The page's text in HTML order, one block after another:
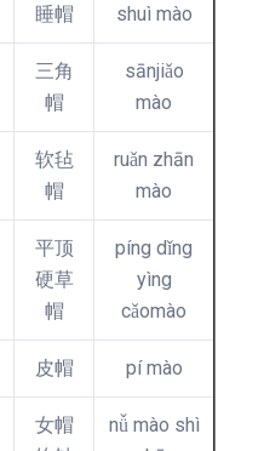
睡帽 shuì mào
三角
帽
sānjiǎo
mào
软毡
帽
ruǎn zhān
mào
平顶
硬草
帽
píng dǐng
yìng
cǎomào
皮帽 pí mào
女帽
nǚ mào shì